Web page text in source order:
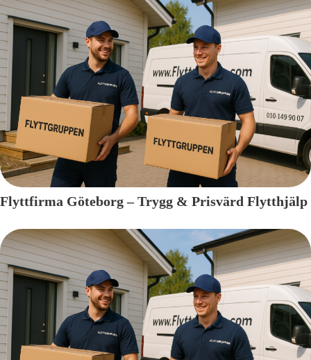
Flyttfirma Göteborg – Trygg & Prisvärd Flytthjälp